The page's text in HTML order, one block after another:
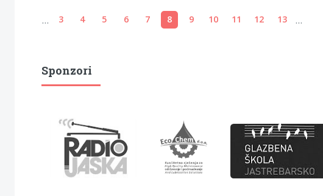
... 3 4 5 6 7 8 9 10 11 12 13 ...
Sponzori